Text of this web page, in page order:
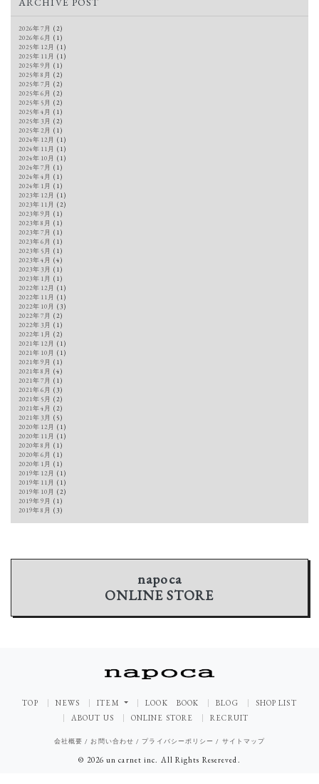
2026年7月 (2)
2026年6月 (1)
2025年12月 (1)
2025年11月 (1)
2025年9月 (1)
2025年8月 (2)
2025年7月 (2)
2025年6月 (2)
2025年5月 (2)
2025年4月 (1)
2025年3月 (2)
2025年2月 (1)
2024年12月 (1)
2024年11月 (1)
2024年10月 (1)
2024年7月 (1)
2024年4月 (1)
2024年1月 (1)
2023年12月 (1)
2023年11月 (2)
2023年9月 (1)
2023年8月 (1)
2023年7月 (1)
2023年6月 (1)
2023年5月 (1)
2023年4月 (4)
2023年3月 (1)
2023年1月 (1)
2022年12月 (1)
2022年11月 (1)
2022年10月 (3)
2022年7月 (2)
2022年3月 (1)
2022年1月 (2)
2021年12月 (1)
2021年10月 (1)
2021年9月 (1)
2021年8月 (4)
2021年7月 (1)
2021年6月 (3)
2021年5月 (2)
2021年4月 (2)
2021年3月 (5)
2020年12月 (1)
2020年11月 (1)
2020年8月 (1)
2020年6月 (1)
2020年1月 (1)
2019年12月 (1)
2019年11月 (1)
2019年10月 (2)
2019年9月 (1)
2019年8月 (3)
napoca
ONLINE STORE
TOP NEWS ITEM LOOK BOOK BLOG
SHOP LIST
ABOUT US
ONLINE STORE RECRUIT
会社概要 /お問い合わせ / プライバシーポリシー / サイトマップ
© 2026 un carnet inc. All Rights Resereved.